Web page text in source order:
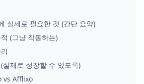
실제로 필요한 것 (간단 요약)
(그냥 작동하는)
실제로 성장할 수 있도록)
vs Afflixo